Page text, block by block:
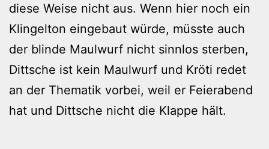
diese Weise nicht aus. Wenn hier noch ein
Klingelton eingebaut würde, müsste auch
der blinde Maulwurf nicht sinnlos sterben,
Dittsche ist kein Maulwurf und Kröti redet
an der Thematik vorbei, weil er Feierabend
hat und Dittsche nicht die Klappe hält.